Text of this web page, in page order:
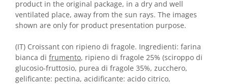
Rahat
product in the original package, in a dry and well
ventilated place, away from the sun rays. The images
shown are only for product presentation purpose.
(IT) Croissant con ripieno di fragole. Ingredienti: farina
bianca di frumento, ripieno di fragole 25% (sciroppo di
glucosio-fruttosio, purea di fragole 35%, zucchero,
gelificante: pectina, acidificante: acido citrico,